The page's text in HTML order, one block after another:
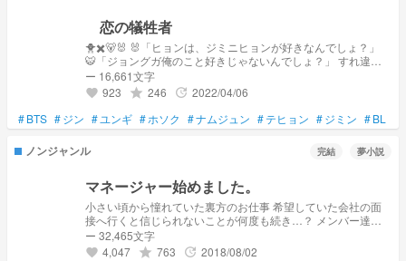
恋の犠牲者
🐥✖️🐻🐰 🐰「ヒョンは、ジミニヒョンが好きなんでしょ？」
🐯「ジョングガ俺のこと好きじゃないんでしょ？」 すれ違っ
て、勘違いして、お互いを苦しめた。 今も、貴方が好き。 狂
うほど愛しいんだ。 🐥「テヒョンアは、ジョングガが好きな
んだもんね、分かってるよ。俺失恋したって、」 ??「ジミ
ナ、」 貴方のことを愛してた。
ー 16,661文字
favorite 923 grade 246 update 2022/04/06
#BTS #ジン # ユンギ #ホソク #ナムジュン #テヒョン #ジミン #BL
ノンジャンル 完結 夢小説
マネージャー始めました。
小さい頃から憧れていた裏方のお仕事 希望していた会社の面
接へ行くと信じられないことが何度も続き…？ メンバー達と
マネージャーの主人公はこれからどうなっていくのか！
ー 32,465文字
favorite 4,047 grade 763 update 2018/08/02